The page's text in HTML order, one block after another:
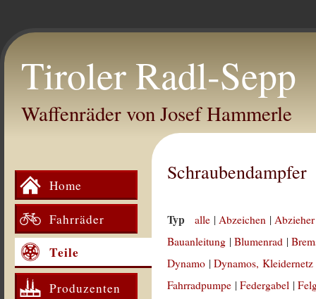
Tiroler Radl-Sepp
Waffenräder von Josef Hammerle
Home
Fahrräder
Teile
Produzenten
Schraubendampfer
Typ alle |Abzeichen |
Bauanleitung |Blumenrad |
Dynamo |Dynamos, Kleidernetz
Fahrradpumpe |Federgabel |